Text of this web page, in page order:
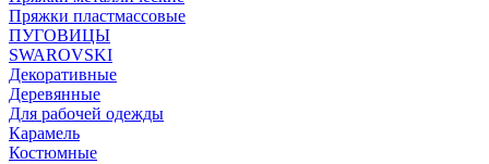
Пряжки пластмассовые
ПУГОВИЦЫ
SWAROVSKI
Декоративные
Деревянные
Для рабочей одежды
Карамель
Костюмные